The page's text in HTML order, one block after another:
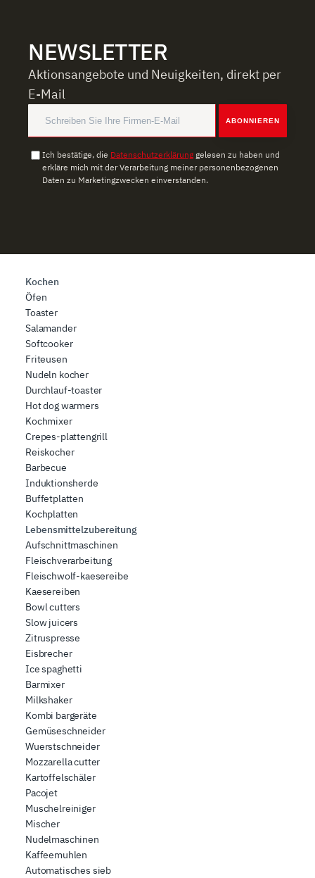
soziale Medien, Werbung und Analysen weiter. Unsere
Partner führen diese Informationen möglicherweise mit
weiteren Daten zusammen, die Sie ihnen bereitgestellt
haben oder die sie im Rahmen Ihrer Nutzung der Dienste
gesammelt haben.
NEWSLETTER
Aktionsangebote und Neuigkeiten, direkt per
E-Mail
ABONNIEREN
Ich bestätige, die Datenschutzerklärung gelesen zu haben und
erkläre mich mit der Verarbeitung meiner personenbezogenen
Daten zu Marketingzwecken einverstanden.
Kochen
Öfen
Toaster
Salamander
Softcooker
Friteusen
Nudeln kocher
Durchlauf-toaster
Hot dog warmers
Kochmixer
Crepes-plattengrill
Reiskocher
Barbecue
Induktionsherde
Buffetplatten
Kochplatten
Lebensmittelzubereitung
Aufschnittmaschinen
Fleischverarbeitung
Fleischwolf-kaesereibe
Kaesereiben
Bowl cutters
Slow juicers
Zitruspresse
Eisbrecher
Ice spaghetti
Barmixer
Milkshaker
Kombi bargeräte
Gemüseschneider
Wuerstschneider
Mozzarella cutter
Kartoffelschäler
Pacojet
Muschelreiniger
Mischer
Nudelmaschinen
Kaffeemuhlen
Automatisches sieb